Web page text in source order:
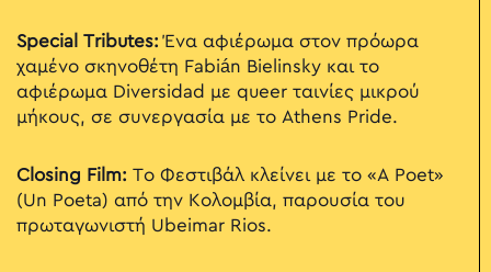
Special Tributes: Ένα αφιέρωμα στον πρόωρα
χαμένο σκηνοθέτη Fabián Bielinsky και το
αφιέρωμα Diversidad με queer ταινίες μικρού
μήκους, σε συνεργασία με το Athens Pride.
Closing Film: Το Φεστιβάλ κλείνει με το «A Poet»
(Un Poeta) από την Κολομβία, παρουσία του
πρωταγωνιστή Ubeimar Rios.